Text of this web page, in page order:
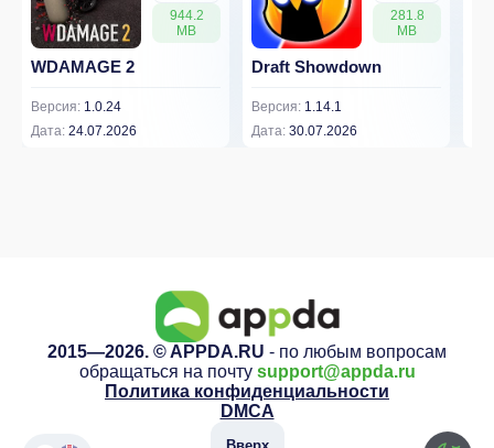
944.2
MB
WDAMAGE 2
Версия: 1.0.24
Дата: 24.07.2026
281.8
MB
Draft Showdown
Версия: 1.14.1
Дата: 30.07.2026
2015—2026. © APPDA.RU - по любым вопросам
обращаться на почту support@appda.ru
Политика конфиденциальности
DMCA